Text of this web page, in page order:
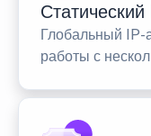
Глобальный IP-
работы с